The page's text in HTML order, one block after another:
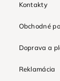
Kontakty
Obchodné
Doprava a
Reklamácia